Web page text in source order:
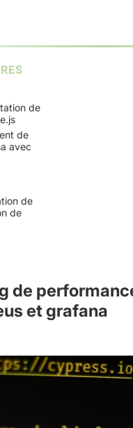
de
de
avec
de
de
de
et grafana